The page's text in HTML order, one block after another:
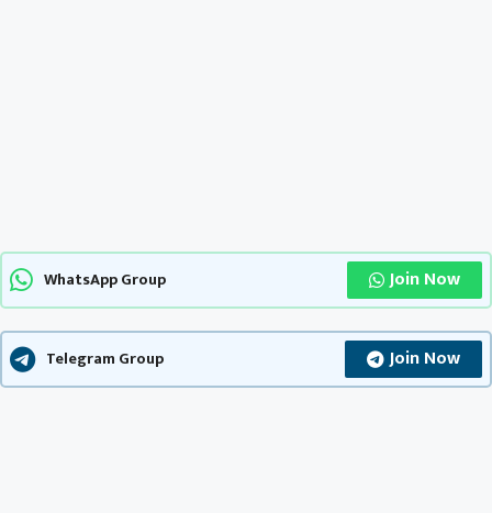
WhatsApp Group Join Now
Telegram Group Join Now